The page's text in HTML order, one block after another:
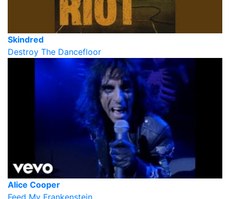
Skindred
Destroy The Dancefloor
Alice Cooper